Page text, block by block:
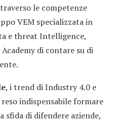
le competenze
VEM specializzata in
e threat Intelligence,
di contare su di
, i trend di Industry 4.0 e
indispensabile formare
sfida di difendere aziende,